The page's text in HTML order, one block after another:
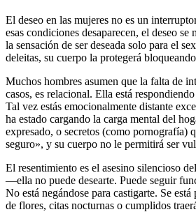
El deseo en las mujeres no es un
esas condiciones desaparecen, el deseo
la sensación de ser deseada solo para el
deleitas, su cuerpo la protegerá
Muchos hombres asumen que la falta de
casos, es relacional. Ella está
Tal vez estás emocionalmente distante
ha estado cargando la carga mental del
expresado, o secretos (como pornografía)
seguro», y su cuerpo no le permitirá ser
El resentimiento es el asesino silencioso
—ella no puede desearte. Puede seguir
No está negándose para castigarte. Se
de flores, citas nocturnas o cumplidos